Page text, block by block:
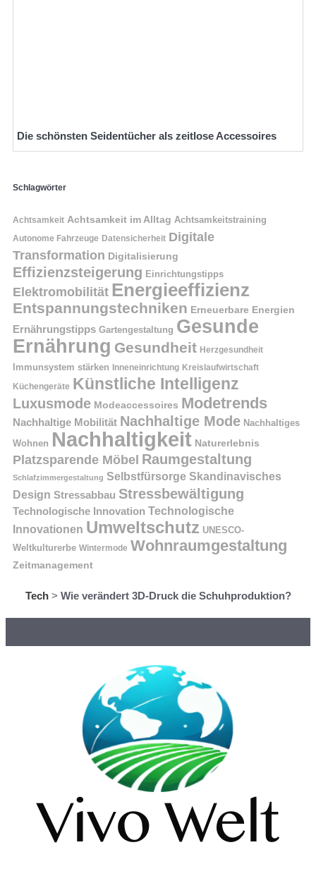
Die schönsten Seidentücher als zeitlose Accessoires
Schlagwörter
Achtsamkeit Achtsamkeit im Alltag Achtsamkeitstraining
Autonome Fahrzeuge Datensicherheit Digitale
Transformation Digitalisierung
Effizienzsteigerung Einrichtungstipps
Elektromobilität Energieeffizienz
Entspannungstechniken Erneuerbare Energien
Ernährungstipps Gartengestaltung Gesunde
Ernährung Gesundheit Herzgesundheit
Immunsystem stärken Inneneinrichtung Kreislaufwirtschaft
Küchengeräte Künstliche Intelligenz
Luxusmode Modeaccessoires Modetrends
Nachhaltige Mobilität Nachhaltige Mode Nachhaltiges
Wohnen Nachhaltigkeit Naturerlebnis
Platzsparende Möbel Raumgestaltung
Schlafzimmergestaltung Selbstfürsorge Skandinavisches
Design Stressabbau Stressbewältigung
Technologische Innovation Technologische
Innovationen Umweltschutz UNESCO-
Weltkulturerbe Wintermode Wohnraumgestaltung
Zeitmanagement
Tech> Wie verändert 3D-Druck die Schuhproduktion?